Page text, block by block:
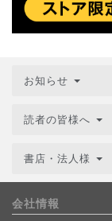
お知らせ
読者の皆様へ
書店・法人様
会社情報